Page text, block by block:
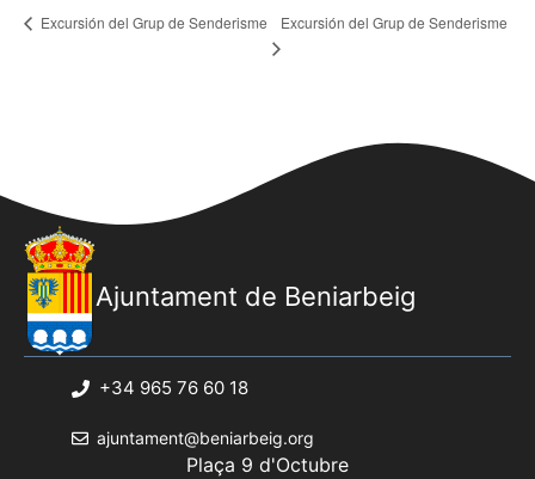
Excursión del Grup de Senderisme Excursión del Grup de Senderisme
Ajuntament de Beniarbeig
+34 965 76 60 18
ajuntament@beniarbeig.org
Plaça 9 d'Octubre